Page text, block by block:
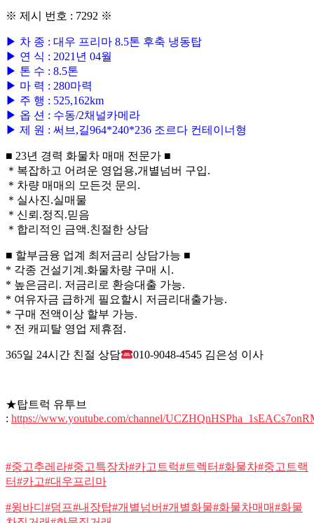
※ 제시 번호 : 7292 ※
▶ 차 종 : 대우 프리마 8.5톤 후축 냉동탑
▶ 연 식 : 2021년 04월
▶ 톤 수 : 8.5톤
▶ 마 력 : 280마력
▶ 주 행 : 525,162km
▶ 옵 션 : 수동/2채널카메라
▶ 제 원 : 써브,길964*240*236 조르다 컨테이너형
■ 23년 경력 화물차 매매 전문가 ■
＊복잡하고 어려운 영업용,개별넘버 구입.
＊차량 매매의 모든것 문의.
＊실사진.실매물
＊신뢰.정직.믿음
＊합리적인 금액.친절한 상담
■ 할부금융 업계 최저금리 상담가능 ■
* 각종 건설기계.화물차량 구매 시.
* 높은금리. 저금리로 환승대출 가능.
* 여유자금 급하게 필요할시 저금리대출가능.
* 구매 전액이상 할부 가능.
* 전 캐피탈 영업 제휴점.
365일 24시간 친절 상담 010-9048-4545 김은성 이사
★탑트럭 유투브
: https://www.youtube.com/channel/
#중고추레라#중고특장차#카고트럭#트렉터#화물차#중고트랙
터#카고#대우프리마
#윙바디#덤프#내장탑#개별넘버#개별화물#화물차매매#화물